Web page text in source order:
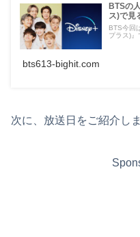
BTSの
ス)で見
BTS今回
プラス)』
bts613-bighit.com
次に、放送日をご紹介し